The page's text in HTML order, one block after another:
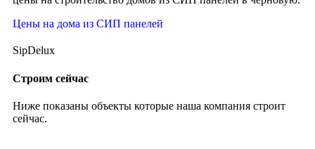
Цены на дома из СИП панелей
SipDelux
Строим сейчас
Ниже показаны объекты которые наша компания строит
сейчас.